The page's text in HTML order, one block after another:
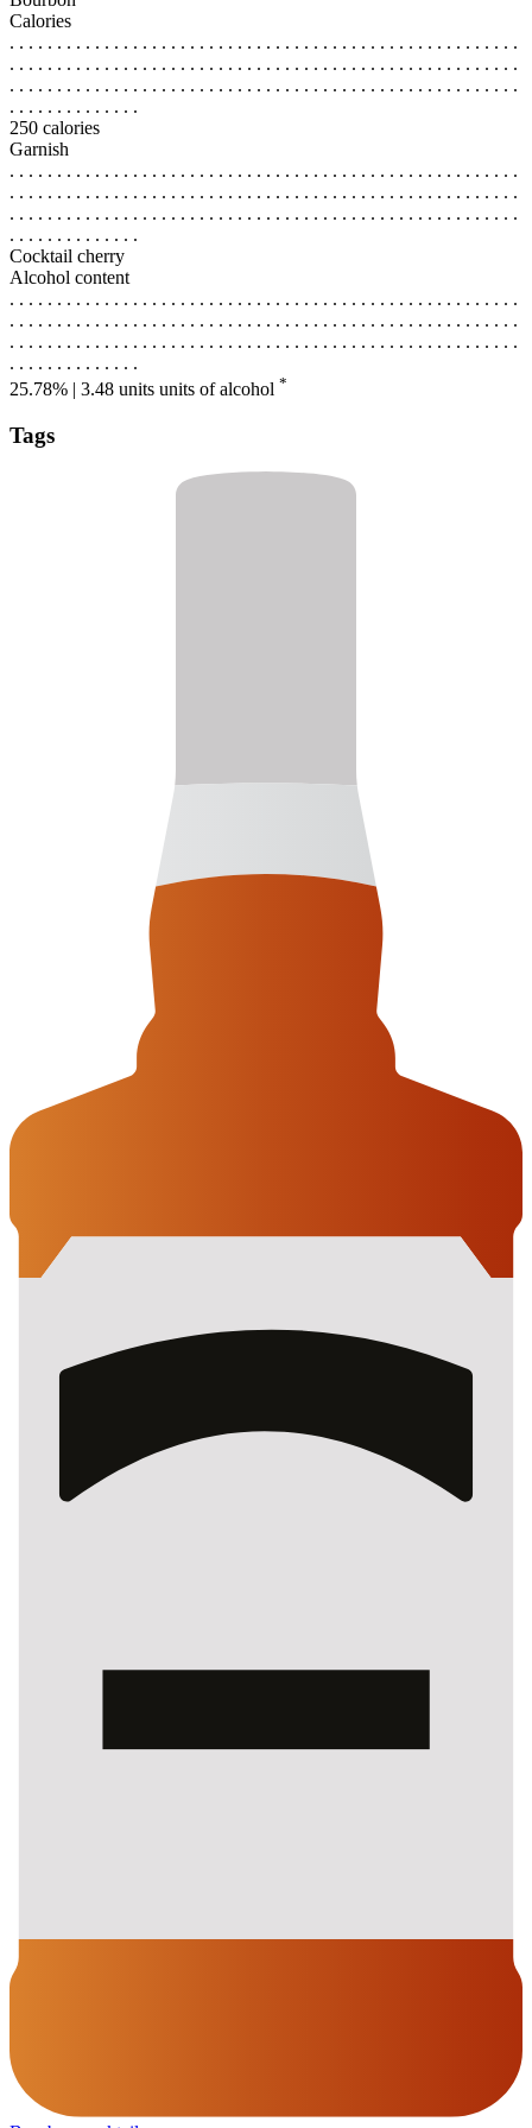
Calories
. . . . . . . . . . . . . . . . . . . . . . . . . . . . . . . . . . . . . . . . . . . . . . . . . . . . . .
. . . . . . . . . . . . . . . . . . . . . . . . . . . . . . . . . . . . . . . . . . . . . . . . . . . . . .
. . . . . . . . . . . . . . . . . . . . . . . . . . . . . . . . . . . . . . . . . . . . . . . . . . . . . .
. . . . . . . . . . . . . .
250 calories
Garnish
. . . . . . . . . . . . . . . . . . . . . . . . . . . . . . . . . . . . . . . . . . . . . . . . . . . . . .
. . . . . . . . . . . . . . . . . . . . . . . . . . . . . . . . . . . . . . . . . . . . . . . . . . . . . .
. . . . . . . . . . . . . . . . . . . . . . . . . . . . . . . . . . . . . . . . . . . . . . . . . . . . . .
. . . . . . . . . . . . . .
Cocktail cherry
Alcohol content
. . . . . . . . . . . . . . . . . . . . . . . . . . . . . . . . . . . . . . . . . . . . . . . . . . . . . .
. . . . . . . . . . . . . . . . . . . . . . . . . . . . . . . . . . . . . . . . . . . . . . . . . . . . . .
. . . . . . . . . . . . . . . . . . . . . . . . . . . . . . . . . . . . . . . . . . . . . . . . . . . . . .
. . . . . . . . . . . . . .
25.78% | 3.48 units units of alcohol *
Tags